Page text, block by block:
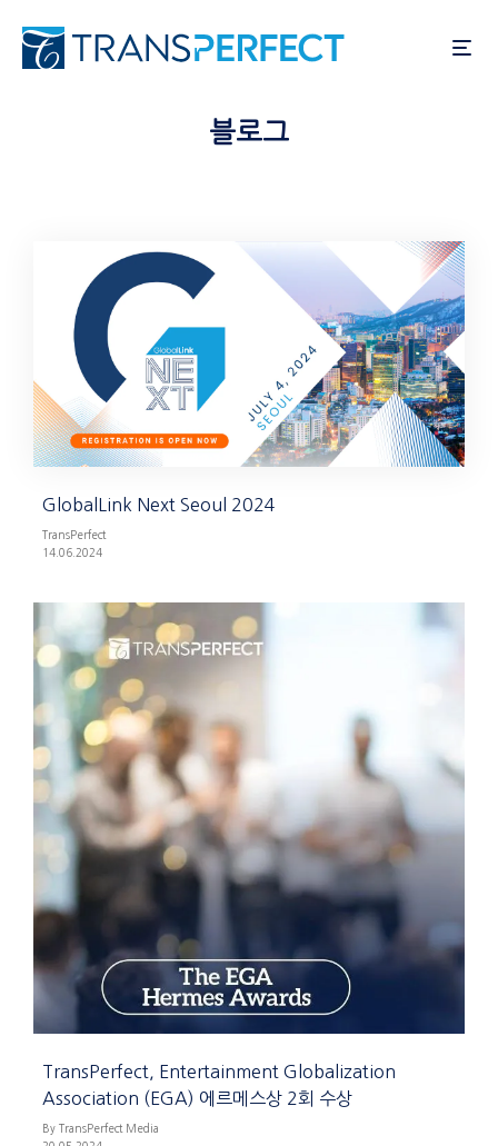
요
츠
기
블로그
GlobalLink Next Seoul 2024
TransPerfect
14.06.2024
TransPerfect, Entertainment Globalization
Association (EGA) 에르메스상 2회 수상
By TransPerfect Media